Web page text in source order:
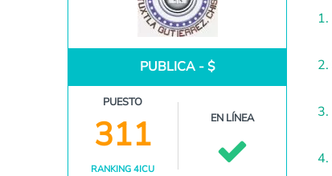
PUBLICA - $
PUESTO
311
RANKING 4ICU
EN LÍNEA